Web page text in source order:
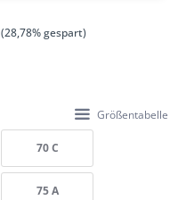
(28,78% gespart)
Größentabelle
70 C
75 A